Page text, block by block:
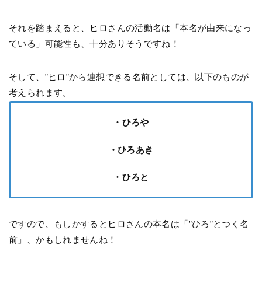
それを踏まえると、ヒロさんの活動名は「本名が由来になっ
ている」可能性も、十分ありそうですね！
そして、”ヒロ”から連想できる名前としては、以下のものが
考えられます。
・ひろや
・ひろあき
・ひろと
ですので、もしかするとヒロさんの本名は「”ひろ”とつく名
前」、かもしれませんね！